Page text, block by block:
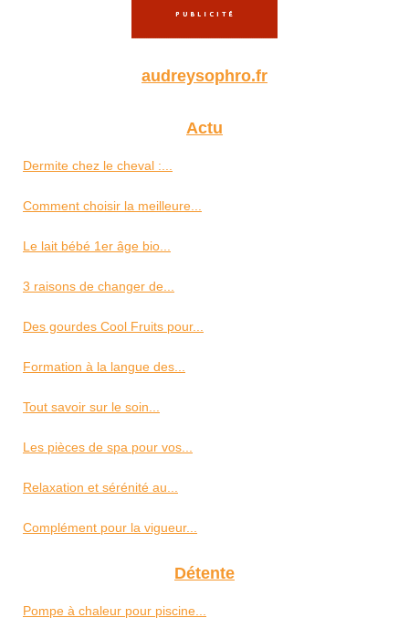
audreysophro.fr
Actu
Dermite chez le cheval :...
Comment choisir la meilleure...
Le lait bébé 1er âge bio...
3 raisons de changer de...
Des gourdes Cool Fruits pour...
Formation à la langue des...
Tout savoir sur le soin...
Les pièces de spa pour vos...
Relaxation et sérénité au...
Complément pour la vigueur...
Détente
Pompe à chaleur pour piscine...